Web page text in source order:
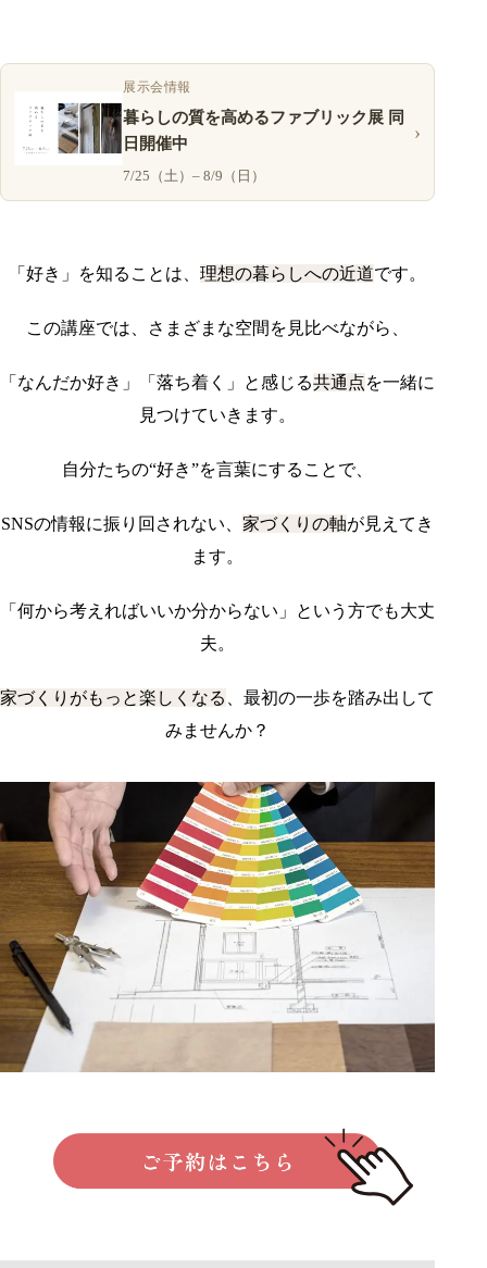
展示会情報
暮らしの質を高めるファブリック展 同
日開催中
7/25（土）– 8/9（日）
›
「好き」を知ることは、理想の暮らしへの近道です。
この講座では、さまざまな空間を見比べながら、
「なんだか好き」「落ち着く」と感じる共通点を一緒に
見つけていきます。
自分たちの“好き”を言葉にすることで、
SNSの情報に振り回されない、家づくりの軸が見えてき
ます。
「何から考えればいいか分からない」という方でも大丈
夫。
家づくりがもっと楽しくなる
、最初の一歩を踏み出して
みませんか？